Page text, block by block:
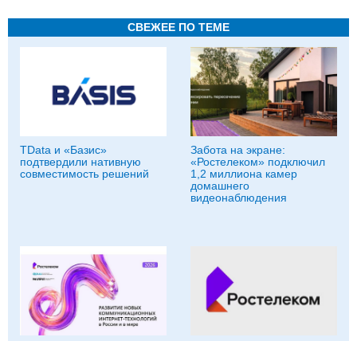
СВЕЖЕЕ ПО ТЕМЕ
TData и «Базис»
подтвердили нативную
совместимость решений
Забота на экране:
«Ростелеком» подключил
1,2 миллиона камер
домашнего
видеонаблюдения